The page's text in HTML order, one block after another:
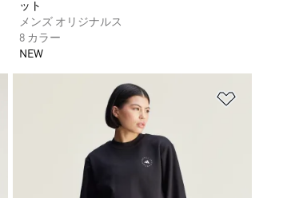
ット
メンズ オリジナルス
8 カラー
NEW
ほしいものリストに追加